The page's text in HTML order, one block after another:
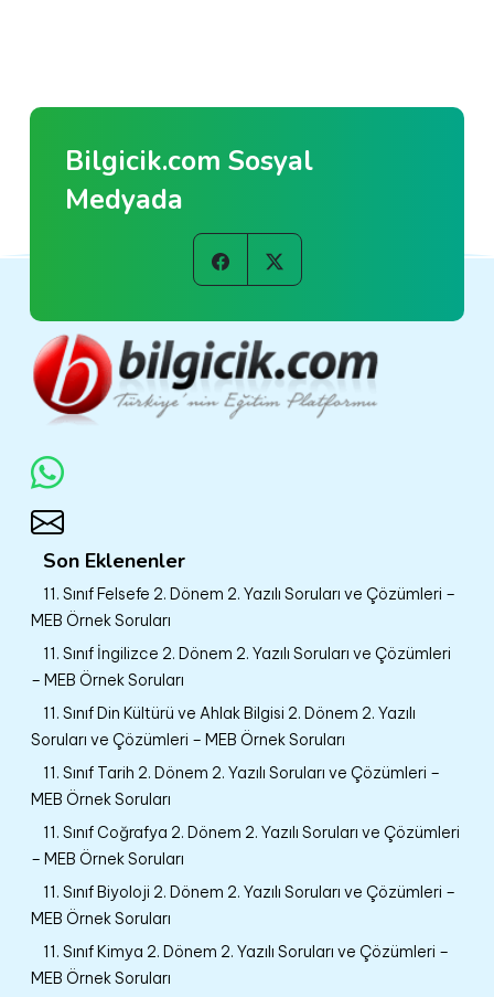
Bilgicik.com Sosyal
Medyada
Son Eklenenler
11. Sınıf Felsefe 2. Dönem 2. Yazılı Soruları ve Çözümleri –
MEB Örnek Soruları
11. Sınıf İngilizce 2. Dönem 2. Yazılı Soruları ve Çözümleri
– MEB Örnek Soruları
11. Sınıf Din Kültürü ve Ahlak Bilgisi 2. Dönem 2. Yazılı
Soruları ve Çözümleri – MEB Örnek Soruları
11. Sınıf Tarih 2. Dönem 2. Yazılı Soruları ve Çözümleri –
MEB Örnek Soruları
11. Sınıf Coğrafya 2. Dönem 2. Yazılı Soruları ve Çözümleri
– MEB Örnek Soruları
11. Sınıf Biyoloji 2. Dönem 2. Yazılı Soruları ve Çözümleri –
MEB Örnek Soruları
11. Sınıf Kimya 2. Dönem 2. Yazılı Soruları ve Çözümleri –
MEB Örnek Soruları